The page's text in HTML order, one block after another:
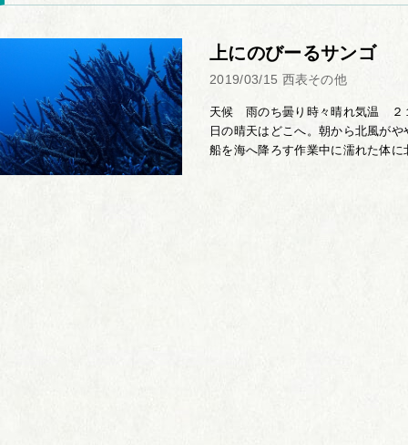
上にのびーるサンゴ
2019/03/15 西表その他
天候 雨のち曇り時々晴れ気温 ２
日の晴天はどこへ。朝から北風が
船を海へ降ろす作業中に濡れた体